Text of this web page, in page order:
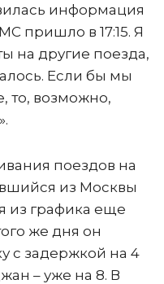
информация
пришло в 17:15. Я
на другие поезда,
Если бы мы
то, возможно,
поездов на
из Москвы
из графика еще
же дня он
с задержкой на 4
– уже на 8. В